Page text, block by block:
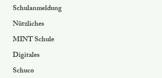
Schulanmeldung
Nützliches
MINT Schule
Digitales
Schuco